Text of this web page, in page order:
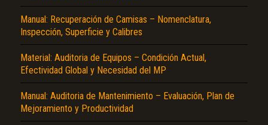
Manual: Recuperación de Camisas – Nomenclatura,
Inspección, Superficie y Calibres
Material: Auditoria de Equipos – Condición Actual,
Efectividad Global y Necesidad del MP
Manual: Auditoria de Mantenimiento – Evaluación, Plan de
Mejoramiento y Productividad